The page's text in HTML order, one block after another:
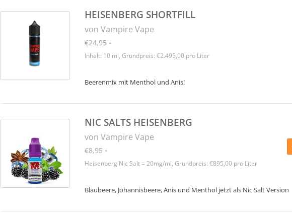
HEISENBERG SHORTFILL
von Vampire Vape
€24,95 *
Inhalt: 10 ml, Grundpreis: €2.495,00 pro Liter
Beerenmix mit Menthol und Anis!
NIC SALTS HEISENBERG
von Vampire Vape
€8,95 *
Heisenberg Nic Salt = 20mg/ml, Grundpreis: €895,00 pro Liter
Blaubeere, Johannisbeere, Anis und Menthol jetzt als Nic Salt Version